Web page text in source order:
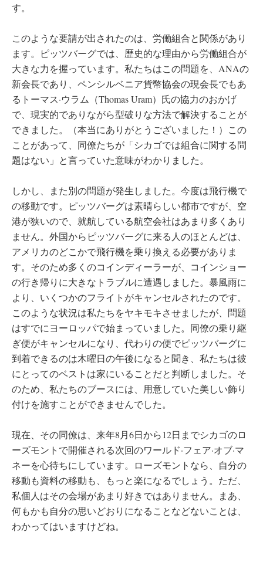
す。
このような要請が出されたのは、労働組合と関係があり
ます。ピッツバーグでは、歴史的な理由から労働組合が
大きな力を握っています。私たちはこの問題を、ANAの
新会長であり、ペンシルベニア貨幣協会の現会長でもあ
るトーマス·ウラム（Thomas Uram）氏の協力のおかげ
で、現実的でありながら型破りな方法で解決することが
できました。（本当にありがとうございました！）この
ことがあって、同僚たちが「シカゴでは組合に関する問
題はない」と言っていた意味がわかりました。
しかし、また別の問題が発生しました。今度は飛行機で
の移動です。ピッツバーグは素晴らしい都市ですが、空
港が狭いので、就航している航空会社はあまり多くあり
ません。外国からピッツバーグに来る人のほとんどは、
アメリカのどこかで飛行機を乗り換える必要がありま
す。そのため多くのコインディーラーが、コインショー
の行き帰りに大きなトラブルに遭遇しました。暴風雨に
より、いくつかのフライトがキャンセルされたのです。
このような状況は私たちをヤキモキさせましたが、問題
はすでにヨーロッパで始まっていました。同僚の乗り継
ぎ便がキャンセルになり、代わりの便でピッツバーグに
到着できるのは木曜日の午後になると聞き、私たちは彼
にとってのベストは家にいることだと判断しました。そ
のため、私たちのブースには、用意していた美しい飾り
付けを施すことができませんでした。
現在、その同僚は、来年8月6日から12日までシカゴのロ
ーズモントで開催される次回のワールド·フェア·オブ·マ
ネーを心待ちにしています。ローズモントなら、自分の
移動も資料の移動も、もっと楽になるでしょう。ただ、
私個人はその会場があまり好きではありません。まあ、
何もかも自分の思いどおりになることなどないことは、
わかってはいますけどね。